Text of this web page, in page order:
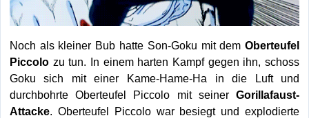
Noch als kleiner Bub hatte Son-Goku mit demOberteufel
Piccolozu tun. In einem harten Kampf gegen ihn, schoss
Goku sich mit einer Kame-Hame-Ha in die Luft und
durchbohrte Oberteufel Piccolo mit seinerGorillafaust-
Attacke. Oberteufel Piccolo war besiegt und explodierte